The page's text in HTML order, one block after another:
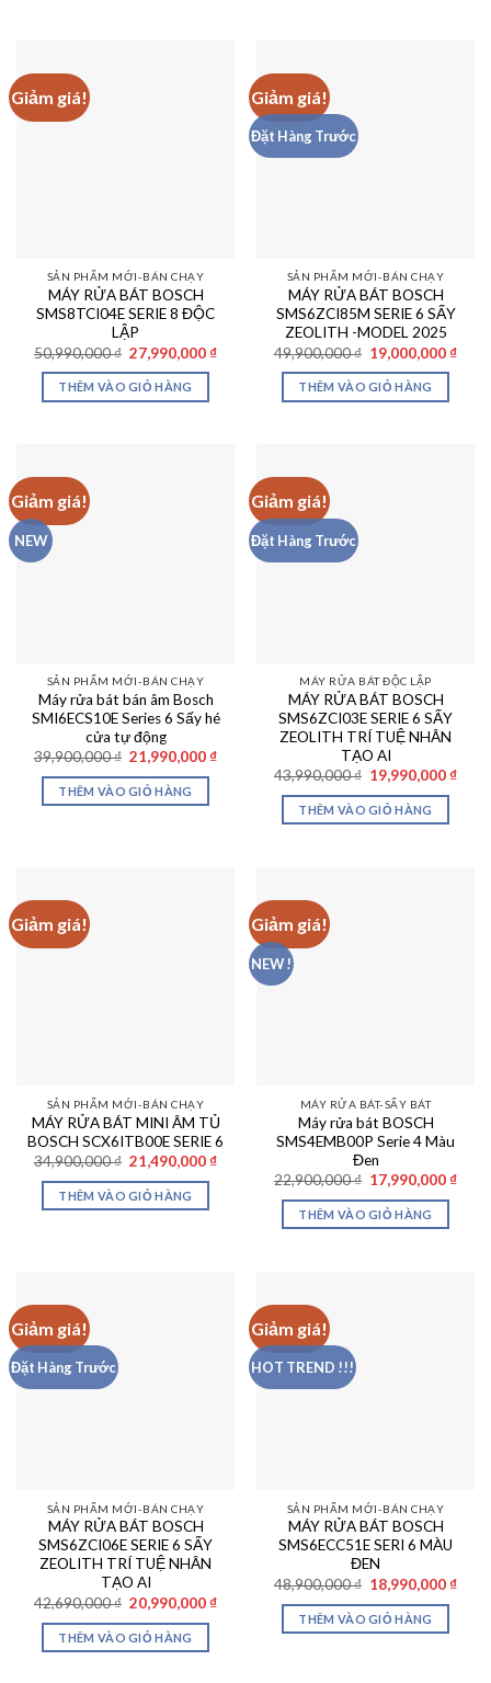
Giảm giá!
SẢN PHẨM MỚI-BÁN CHẠY
MÁY RỬA BÁT BOSCH
SMS8TCI04E SERIE 8 ĐỘC
LẬP
50,990,000₫ Giá
gốc
là:
50,990,000 ₫.
27,990,000 ₫Giá
27,990,000 ₫.
THÊM VÀO GIỎ HÀNG
Giảm giá!
Đặt Hàng Trước
SẢN PHẨM MỚI-BÁN CHẠY
MÁY RỬA BÁT BOSCH
SMS6ZCI85M SERIE 6 SẤY
ZEOLITH -MODEL 2025
49,900,000₫ Giá
gốc
là:
49,900,000 ₫.
19,000,000 ₫Giá
THÊM VÀO GIỎ HÀNG
Giảm giá!
NEW
SẢN PHẨM MỚI-BÁN CHẠY
Máy rửa bát bán âm Bosch
SMI6ECS10E Series 6 Sấy hé
cửa tự động
39,900,000₫ Giá
gốc
là:
39,900,000 ₫.
21,990,000 ₫Giá
21,990,000 ₫.
THÊM VÀO GIỎ HÀNG
Giảm giá!
Đặt Hàng Trước
MÁY RỬA BÁT ĐỘC LẬP
MÁY RỬA BÁT BOSCH
SMS6ZCI03E SERIE 6 SẤY
ZEOLITH TRÍ TUỆ NHÂN
TẠO AI
43,990,000₫ Giá
gốc
là:
43,990,000 ₫.
19,990,000 ₫Giá
THÊM VÀO GIỎ HÀNG
Giảm giá!
SẢN PHẨM MỚI-BÁN CHẠY
MÁY RỬA BÁT MINI ÂM TỦ
BOSCH SCX6ITB00E SERIE 6
34,900,000₫ Giá
gốc
là:
34,900,000 ₫.
21,490,000 ₫Giá
21,490,000 ₫.
THÊM VÀO GIỎ HÀNG
Giảm giá!
NEW !
MÁY RỬA BÁT-SẤY BÁT
Máy rửa bát BOSCH
SMS4EMB00P Serie 4 Màu
Đen
22,900,000₫ Giá
gốc
là:
22,900,000 ₫.
17,990,000 ₫Giá
THÊM VÀO GIỎ HÀNG
Giảm giá!
Đặt Hàng Trước
SẢN PHẨM MỚI-BÁN CHẠY
MÁY RỬA BÁT BOSCH
SMS6ZCI06E SERIE 6 SẤY
ZEOLITH TRÍ TUỆ NHÂN
TẠO AI
42,690,000₫ Giá
gốc
là:
42,690,000 ₫.
20,990,000 ₫Giá
THÊM VÀO GIỎ HÀNG
Giảm giá!
HOT TREND !!!
SẢN PHẨM MỚI-BÁN CHẠY
MÁY RỬA BÁT BOSCH
SMS6ECC51E SERI 6 MÀU
ĐEN
48,900,000₫ Giá
gốc
là:
48,900,000 ₫.
18,990,000 ₫Giá
THÊM VÀO GIỎ HÀNG